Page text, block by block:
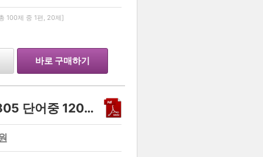
100제 중 1편, 20제]
바로 구매하기
수특, 인수1, 인수2 종합 3805 단어중 120개씩 객관식 영단어